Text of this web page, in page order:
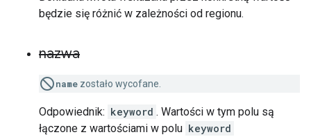
będzie się różnić w zależności od regionu.
nazwa
name zostało wycofane.
Odpowiednik: keyword . Wartości w tym polu są
łączone z wartościami w polu keyword